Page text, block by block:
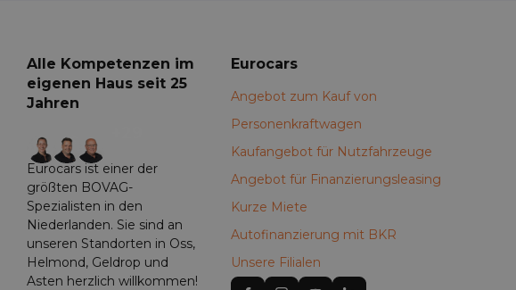
Alle Kompetenzen im
eigenen Haus seit 25
Jahren
Eurocars ist einer der
größten BOVAG-
Spezialisten in den
Niederlanden. Sie sind an
unseren Standorten in Oss,
Helmond, Geldrop und
Asten herzlich willkommen!
Eurocars
Angebot zum Kauf von
Personenkraftwagen
Kaufangebot für Nutzfahrzeuge
Angebot für Finanzierungsleasing
Kurze Miete
Autofinanzierung mit BKR
Unsere Filialen